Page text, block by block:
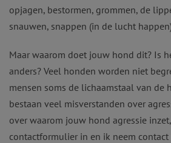
opjagen, bestormen, grommen, de
snauwen, snappen (in de lucht
Maar waarom doet jouw hond dit? Is
anders? Veel honden worden niet
mensen soms de lichaamstaal van de
bestaan veel misverstanden over
over waarom jouw hond agressie
contactformulier in en ik neem contact